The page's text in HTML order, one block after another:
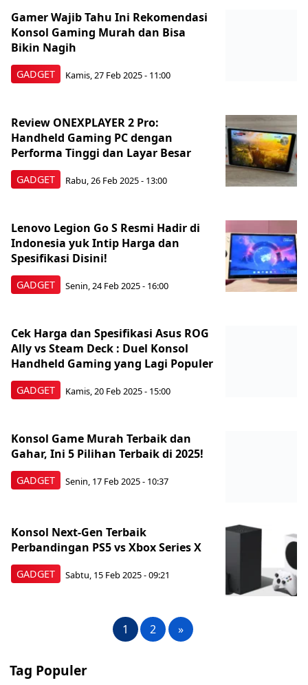
GADGET
Gamer Wajib Tahu Ini Rekomendasi
Konsol Gaming Murah dan Bisa
Bikin Nagih
Kamis, 27 Feb 2025 - 11:00
GADGET
Review ONEXPLAYER 2 Pro:
Handheld Gaming PC dengan
Performa Tinggi dan Layar Besar
Rabu, 26 Feb 2025 - 13:00
GADGET
Lenovo Legion Go S Resmi Hadir di
Indonesia yuk Intip Harga dan
Spesifikasi Disini!
Senin, 24 Feb 2025 - 16:00
GADGET
Cek Harga dan Spesifikasi Asus ROG
Ally vs Steam Deck : Duel Konsol
Handheld Gaming yang Lagi Populer
Kamis, 20 Feb 2025 - 15:00
GADGET
Konsol Game Murah Terbaik dan
Gahar, Ini 5 Pilihan Terbaik di 2025!
Senin, 17 Feb 2025 - 10:37
GADGET
Konsol Next-Gen Terbaik
Perbandingan PS5 vs Xbox Series X
Sabtu, 15 Feb 2025 - 09:21
1 2 »
Tag Populer